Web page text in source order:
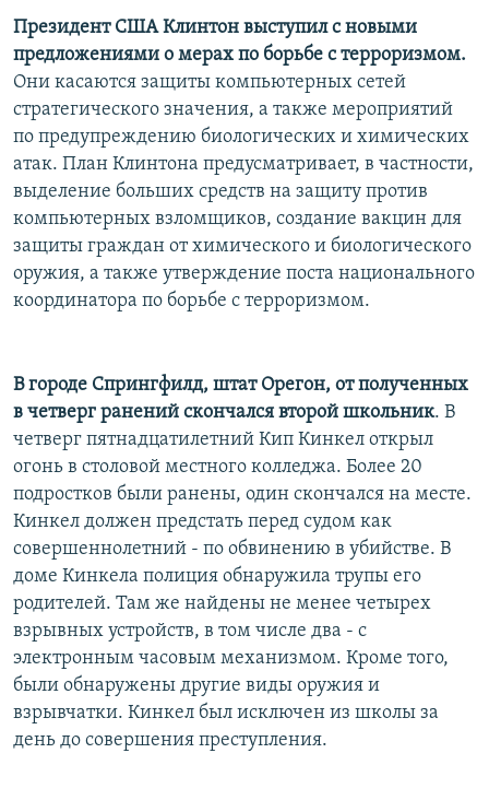
Президент США Клинтон выступил с новыми
предложениями о мерах по борьбе с терроризмом.
Они касаются защиты компьютерных сетей
стратегического значения, а также мероприятий
по предупреждению биологических и химических
атак. План Клинтона предусматривает, в частности,
выделение больших средств на защиту против
компьютерных взломщиков, создание вакцин для
защиты граждан от химического и биологического
оружия, а также утверждение поста национального
координатора по борьбе с терроризмом.
В городе Спрингфилд, штат Орегон, от полученных
в четверг ранений скончался второй школьник. В
четверг пятнадцатилетний Кип Кинкел открыл
огонь в столовой местного колледжа. Более 20
подростков были ранены, один скончался на месте.
Кинкел должен предстать перед судом как
совершеннолетний - по обвинению в убийстве. В
доме Кинкела полиция обнаружила трупы его
родителей. Там же найдены не менее четырех
взрывных устройств, в том числе два - с
электронным часовым механизмом. Кроме того,
были обнаружены другие виды оружия и
взрывчатки. Кинкел был исключен из школы за
день до совершения преступления.